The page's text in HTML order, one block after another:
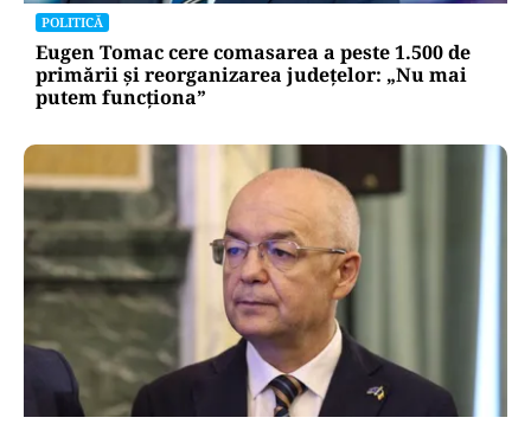
POLITICĂ
Eugen Tomac cere comasarea a peste 1.500 de
primării și reorganizarea județelor: „Nu mai
putem funcționa”